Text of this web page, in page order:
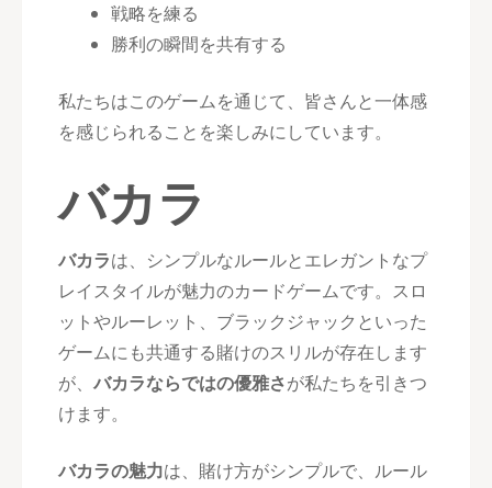
戦略を練る
勝利の瞬間を共有する
私たちはこのゲームを通じて、皆さんと一体感
を感じられることを楽しみにしています。
バカラ
バカラは、シンプルなルールとエレガントなプ
レイスタイルが魅力のカードゲームです。スロ
ットやルーレット、ブラックジャックといった
ゲームにも共通する賭けのスリルが存在します
が、 バカラならではの優雅さが私たちを引きつ
けます。
バカラの魅力は、賭け方がシンプルで、ルール